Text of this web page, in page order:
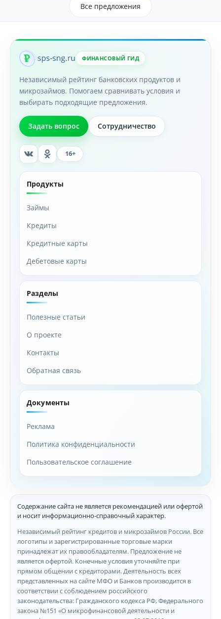
Все предложения
ФИНАНСОВЫЙ ГИД
Независимый рейтинг банковских продуктов и
микрозаймов. Помогаем сравнивать условия и
выбирать подходящие предложения.
Задать вопрос Сотрудничество
16+
Продукты
Займы
Кредиты
Кредитные карты
Дебетовые карты
Разделы
Полезные статьи
О проекте
Контакты
Обратная связь
Документы
Реклама
Политика конфиденциальности
Пользовательское соглашение
Содержание сайта не является рекомендацией или офертой
и носит информационно-справочный характер.
Независимый рейтинг кредитов и микрозаймов России. Все
логотипы и зарегистрированные торговые марки
принадлежат их правообладателям. Предложение не
является офертой. Конечные условия уточняйте при
прямом общении с кредиторами. Деятельность всех
представленных на сайте МФО и Банков производится в
соответствии с соблюдением российского
законодательства: Гражданского кодекса РФ, Федерального
закона №151 «О микрофинансовой деятельности и